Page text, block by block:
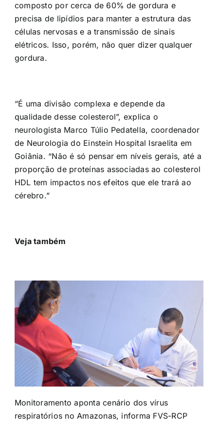
composto por cerca de 60% de gordura e
precisa de lipídios para manter a estrutura das
células nervosas e a transmissão de sinais
elétricos. Isso, porém, não quer dizer qualquer
gordura.
“É uma divisão complexa e depende da
qualidade desse colesterol”, explica o
neurologista Marco Túlio Pedatella, coordenador
de Neurologia do Einstein Hospital Israelita em
Goiânia. “Não é só pensar em níveis gerais, até a
proporção de proteínas associadas ao colesterol
HDL tem impactos nos efeitos que ele trará ao
cérebro.”
Veja também
Monitoramento aponta cenário dos vírus
respiratórios no Amazonas, informa FVS-RCP